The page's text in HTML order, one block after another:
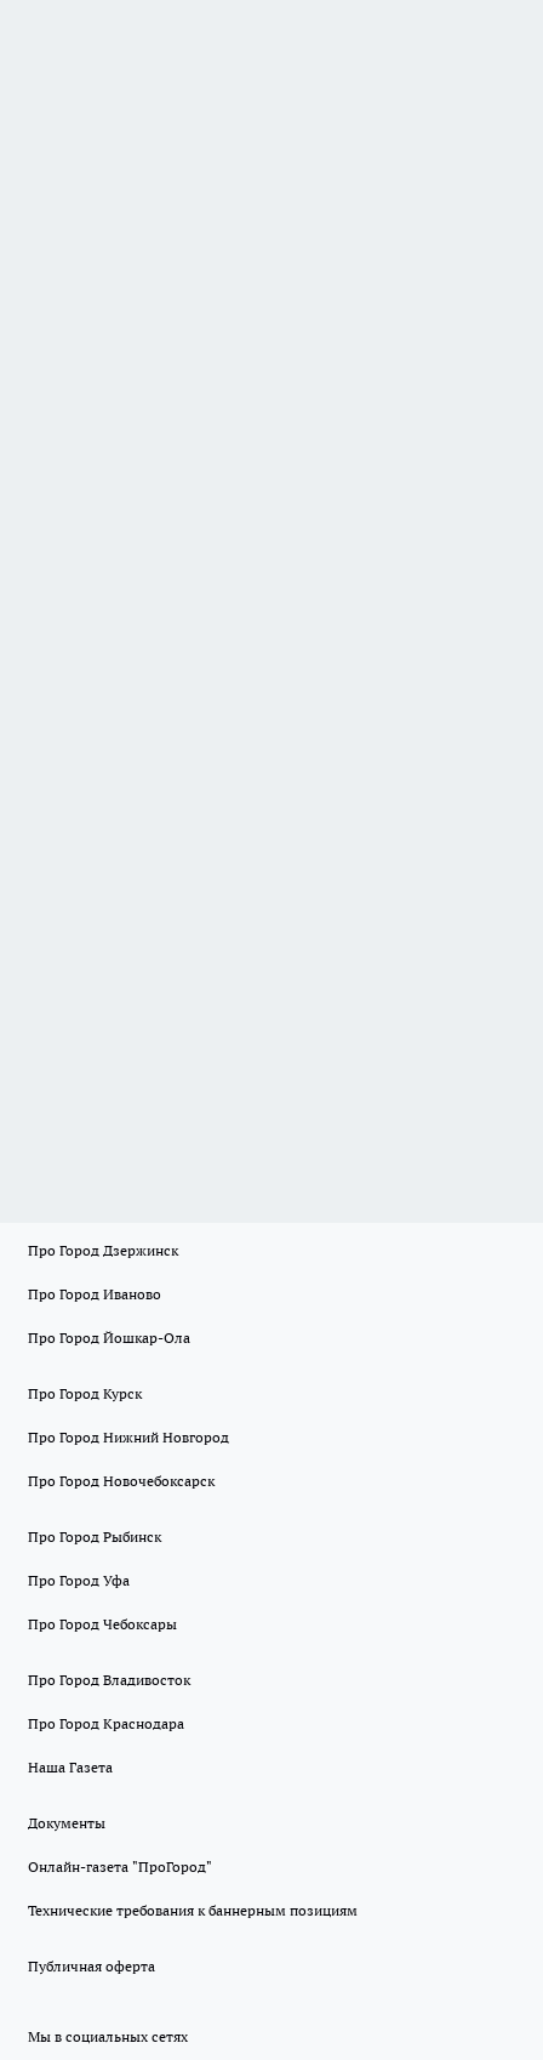
Про Город Дзержинск
Про Город Иваново
Про Город Йошкар-Ола
Про Город Курск
Про Город Нижний Новгород
Про Город Новочебоксарск
Про Город Рыбинск
Про Город Уфа
Про Город Чебоксары
Про Город Владивосток
Про Город Краснодара
Наша Газета
Документы
Онлайн-газета "ПроГород"
Технические требования к баннерным позициям
Публичная оферта
Мы в социальных сетях